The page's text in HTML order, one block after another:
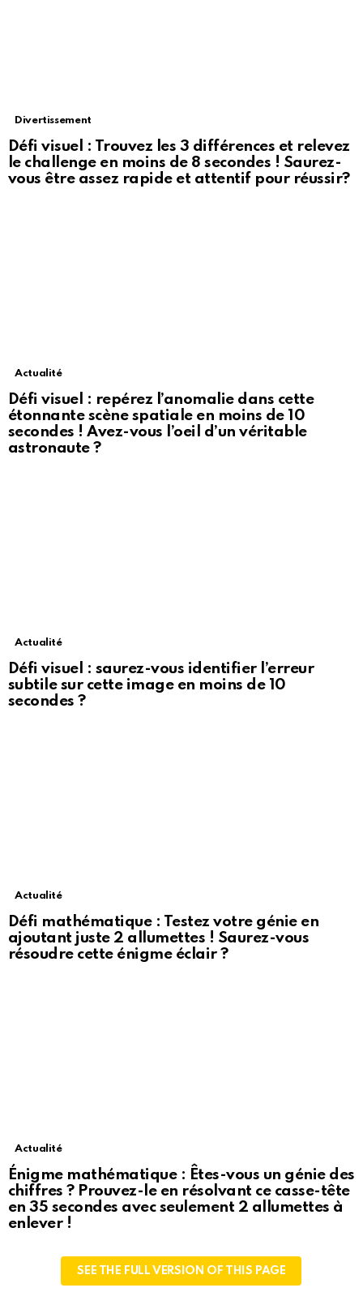
Divertissement
Défi visuel : Trouvez les 3 différences et relevez
le challenge en moins de 8 secondes ! Saurez-
vous être assez rapide et attentif pour réussir?
Actualité
Défi visuel : repérez l’anomalie dans cette
étonnante scène spatiale en moins de 10
secondes ! Avez-vous l’oeil d’un véritable
astronaute ?
Actualité
Défi visuel : saurez-vous identifier l’erreur
subtile sur cette image en moins de 10
secondes ?
Actualité
Défi mathématique : Testez votre génie en
ajoutant juste 2 allumettes ! Saurez-vous
résoudre cette énigme éclair ?
Actualité
Énigme mathématique : Êtes-vous un génie des
chiffres ? Prouvez-le en résolvant ce casse-tête
en 35 secondes avec seulement 2 allumettes à
enlever !
SEE THE FULL VERSION OF THIS PAGE